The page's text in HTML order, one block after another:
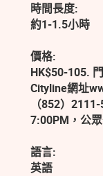
時間長度:
約1-1.5小時
價格:
HK$50-105.
Cityline網址
（852）
7:00PM，公
語言:
英語